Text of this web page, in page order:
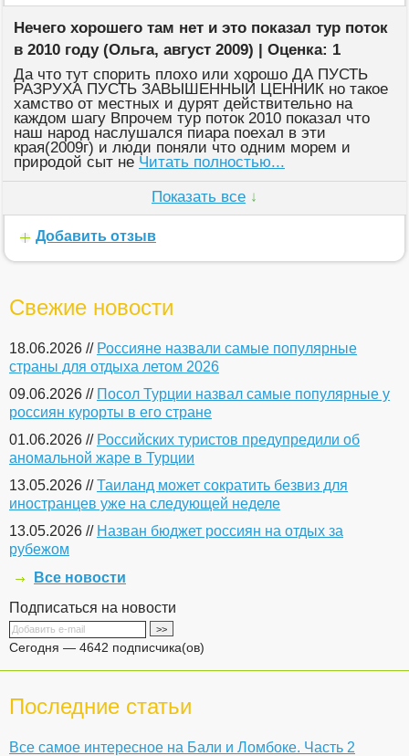
Нечего хорошего там нет и это показал тур поток
в 2010 году (Ольга, август 2009) | Оценка: 1
Да что тут спорить плохо или хорошо ДА ПУСТЬ
РАЗРУХА ПУСТЬ ЗАВЫШЕННЫЙ ЦЕННИК но такое
хамство от местных и дурят действительно на
каждом шагу Впрочем тур поток 2010 показал что
наш народ наслушался пиара поехал в эти
края(2009г) и люди поняли что одним морем и
природой сыт не Читать полностью...
Показать все ↓
Добавить отзыв
Свежие новости
18.06.2026 // Россияне назвали самые популярные
страны для отдыха летом 2026
09.06.2026 // Посол Турции назвал самые популярные у
россиян курорты в его стране
01.06.2026 // Российских туристов предупредили об
аномальной жаре в Турции
13.05.2026 //Таиланд может сократить безвиз для
иностранцев уже на следующей неделе
13.05.2026 // Назван бюджет россиян на отдых за
рубежом
Все новости
Подписаться на новости
Сегодня — 4642 подписчика(ов)
Последние статьи
Все самое интересное на Бали и Ломбоке. Часть 2